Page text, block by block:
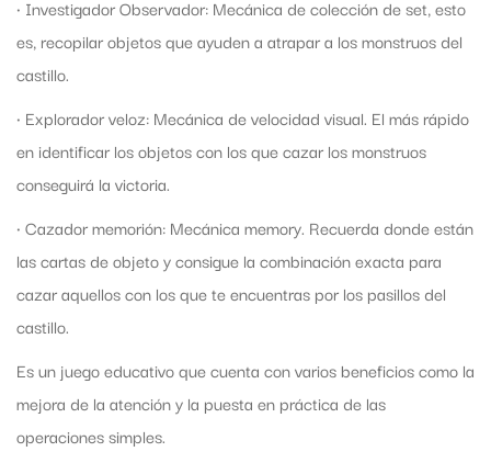
· Investigador Observador: Mecánica de colección de set, esto
es, recopilar objetos que ayuden a atrapar a los monstruos del
castillo.
· Explorador veloz: Mecánica de velocidad visual. El más rápido
en identificar los objetos con los que cazar los monstruos
conseguirá la victoria.
· Cazador memorión: Mecánica memory. Recuerda donde están
las cartas de objeto y consigue la combinación exacta para
cazar aquellos con los que te encuentras por los pasillos del
castillo.
Es un juego educativo que cuenta con varios beneficios como la
mejora de la atención y la puesta en práctica de las
operaciones simples.